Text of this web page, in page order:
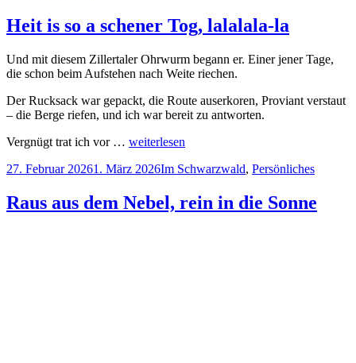
Heit is so a schener Tog, lalalala-la
Und mit diesem Zillertaler Ohrwurm begann er. Einer jener Tage,
die schon beim Aufstehen nach Weite riechen.
Der Rucksack war gepackt, die Route auserkoren, Proviant verstaut
– die Berge riefen, und ich war bereit zu antworten.
Vergnügt trat ich vor … weiterlesen
Veröffentlicht
27. Februar 20261. März 2026Kategorien
Im Schwarzwald, Persönliches
Raus aus dem Nebel, rein in die Sonne